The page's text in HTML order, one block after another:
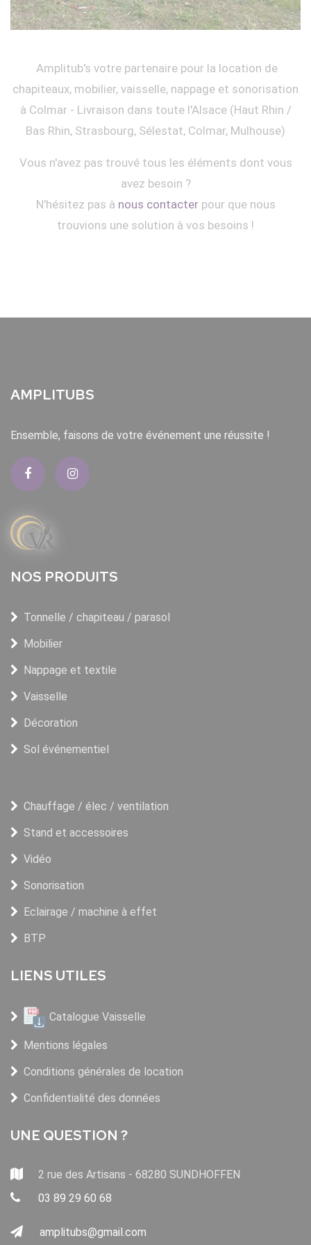
Amplitub's votre partenaire pour la location de
chapiteaux, mobilier, vaisselle, nappage et sonorisation
à Colmar - Livraison dans toute l'Alsace (Haut Rhin /
Bas Rhin, Strasbourg, Sélestat, Colmar, Mulhouse)
Vous n'avez pas trouvé tous les éléments dont vous
avez besoin ?
N'hésitez pas à nous contacterpour que nous
trouvions une solution à vos besoins !
AMPLITUBS
Ensemble, faisons de votre événement une réussite !
NOS PRODUITS
Tonnelle / chapiteau / parasol
Mobilier
Nappage et textile
Vaisselle
Décoration
Sol événementiel
Chauffage / élec / ventilation
Stand et accessoires
Vidéo
Sonorisation
Eclairage / machine à effet
BTP
LIENS UTILES
Catalogue Vaisselle
Mentions légales
Conditions générales de location
Confidentialité des données
UNE QUESTION ?
2 rue des Artisans - 68280 SUNDHOFFEN
03 89 29 60 68
amplitubs@gmail.com